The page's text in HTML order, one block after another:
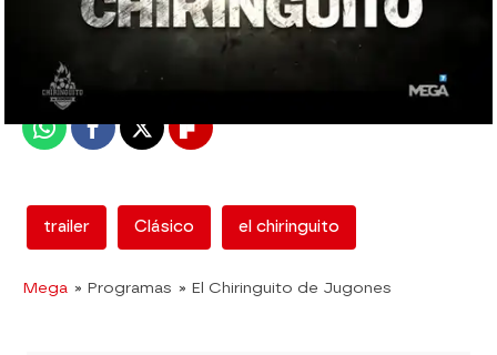
mega
Madrid
Publicado: 14 de febrero de 2018, 18:00
WhatsappFacebook
X Flipboard
trailer Clásico el chiringuito
Mega » Programas » El Chiringuito de Jugones